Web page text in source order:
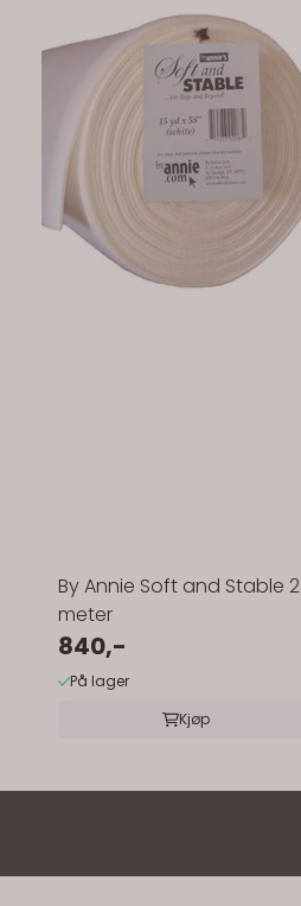
By Annie Soft and Stable 2
meter
840,-
På lager
Kjøp